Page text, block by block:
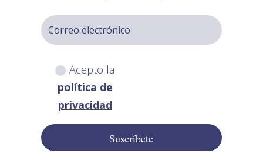
Acepto la
política de
privacidad
Suscríbete